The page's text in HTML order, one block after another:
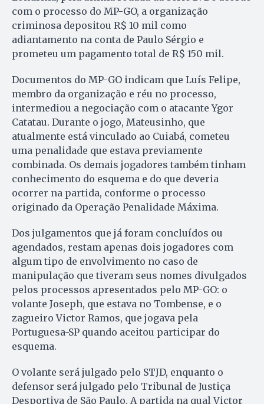
com o processo do MP-GO, a organização
criminosa depositou R$ 10 mil como
adiantamento na conta de Paulo Sérgio e
prometeu um pagamento total de R$ 150 mil.
Documentos do MP-GO indicam que Luís Felipe,
membro da organização e réu no processo,
intermediou a negociação com o atacante Ygor
Catatau. Durante o jogo, Mateusinho, que
atualmente está vinculado ao Cuiabá, cometeu
uma penalidade que estava previamente
combinada. Os demais jogadores também tinham
conhecimento do esquema e do que deveria
ocorrer na partida, conforme o processo
originado da Operação Penalidade Máxima.
Dos julgamentos que já foram concluídos ou
agendados, restam apenas dois jogadores com
algum tipo de envolvimento no caso de
manipulação que tiveram seus nomes divulgados
pelos processos apresentados pelo MP-GO: o
volante Joseph, que estava no Tombense, e o
zagueiro Victor Ramos, que jogava pela
Portuguesa-SP quando aceitou participar do
esquema.
O volante será julgado pelo STJD, enquanto o
defensor será julgado pelo Tribunal de Justiça
Desportiva de São Paulo. A partida na qual Victor